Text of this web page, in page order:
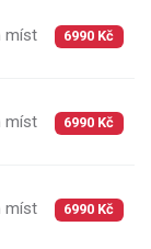
míst 6990 Kč
míst 6990 Kč
míst 6990 Kč